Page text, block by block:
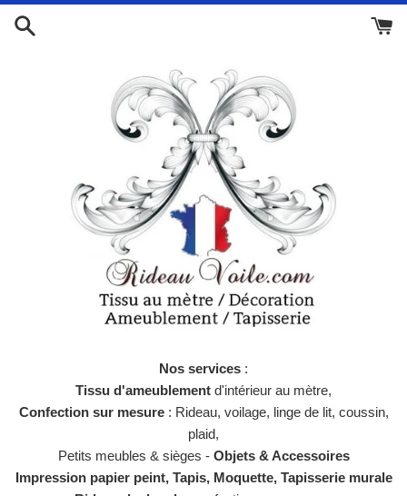
Passer
Nos services :
Tissu d'ameublement d'intérieur au mètre,
Confection sur mesure: Rideau, voilage, linge de lit, coussin,
plaid,
Petits meubles & sièges - Objets & Accessoires
Impression papier peint, Tapis, Moquette, Tapisserie murale